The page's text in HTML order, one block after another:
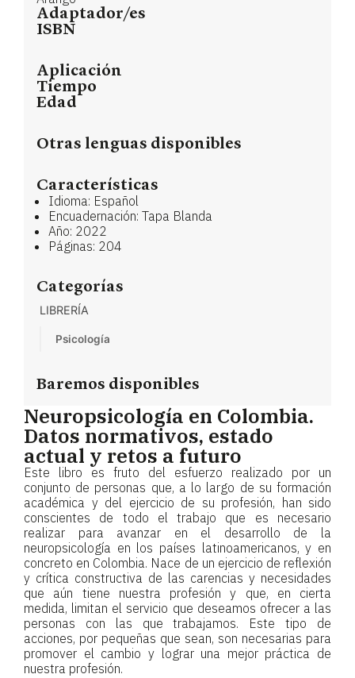
Adaptador/es
ISBN
Aplicación
Tiempo
Edad
Otras lenguas disponibles
Características
Idioma: Español
Encuadernación: Tapa Blanda
Año: 2022
Páginas: 204
Categorías
LIBRERÍA
Psicología
Baremos disponibles
Neuropsicología en Colombia.
Datos normativos, estado
actual y retos a futuro
Este libro es fruto del esfuerzo realizado por un
conjunto de personas que, a lo largo de su formación
académica y del ejercicio de su profesión, han sido
conscientes de todo el trabajo que es necesario
realizar para avanzar en el desarrollo de la
neuropsicología en los países latinoamericanos, y en
concreto en Colombia. Nace de un ejercicio de reflexión
y crítica constructiva de las carencias y necesidades
que aún tiene nuestra profesión y que, en cierta
medida, limitan el servicio que deseamos ofrecer a las
personas con las que trabajamos. Este tipo de
acciones, por pequeñas que sean, son necesarias para
promover el cambio y lograr una mejor práctica de
nuestra profesión.